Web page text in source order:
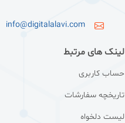
info@digitalalavi.com
لینک های مرتبط
حساب کاربری
تاریخچه سفارشات
لیست دلخواه